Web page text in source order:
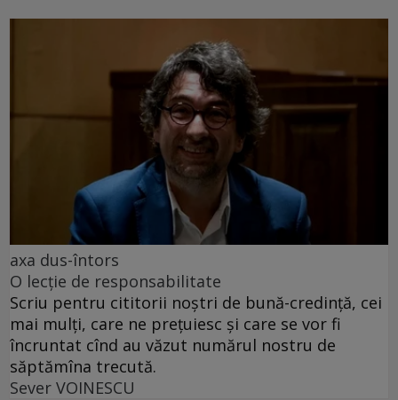
axa dus-întors
O lecție de responsabilitate
Scriu pentru cititorii noștri de bună-credință, cei
mai mulți, care ne prețuiesc și care se vor fi
încruntat cînd au văzut numărul nostru de
săptămîna trecută.
Sever VOINESCU